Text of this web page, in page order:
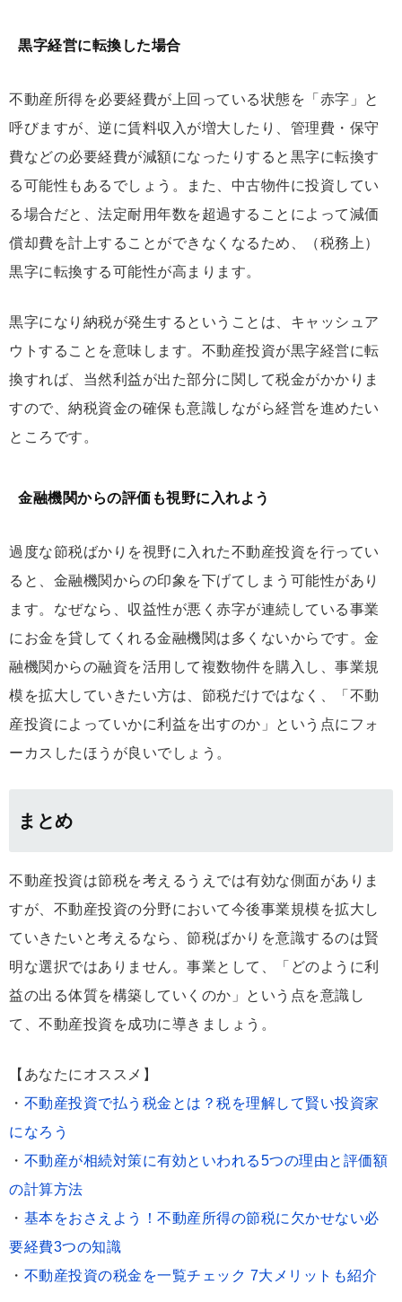
黒字経営に転換した場合
不動産所得を必要経費が上回っている状態を「赤字」と
呼びますが、逆に賃料収入が増大したり、管理費・保守
費などの必要経費が減額になったりすると黒字に転換す
る可能性もあるでしょう。また、中古物件に投資してい
る場合だと、法定耐用年数を超過することによって減価
償却費を計上することができなくなるため、（税務上）
黒字に転換する可能性が高まります。
黒字になり納税が発生するということは、キャッシュア
ウトすることを意味します。不動産投資が黒字経営に転
換すれば、当然利益が出た部分に関して税金がかかりま
すので、納税資金の確保も意識しながら経営を進めたい
ところです。
金融機関からの評価も視野に入れよう
過度な節税ばかりを視野に入れた不動産投資を行ってい
ると、金融機関からの印象を下げてしまう可能性があり
ます。なぜなら、収益性が悪く赤字が連続している事業
にお金を貸してくれる金融機関は多くないからです。金
融機関からの融資を活用して複数物件を購入し、事業規
模を拡大していきたい方は、節税だけではなく、「不動
産投資によっていかに利益を出すのか」という点にフォ
ーカスしたほうが良いでしょう。
まとめ
不動産投資は節税を考えるうえでは有効な側面がありま
すが、不動産投資の分野において今後事業規模を拡大し
ていきたいと考えるなら、節税ばかりを意識するのは賢
明な選択ではありません。事業として、「どのように利
益の出る体質を構築していくのか」という点を意識し
て、不動産投資を成功に導きましょう。
【あなたにオススメ】
・ 不動産投資で払う税金とは？税を理解して賢い投資家
になろう
・ 不動産が相続対策に有効といわれる5つの理由と評価額
の計算方法
・ 基本をおさえよう！不動産所得の節税に欠かせない必
要経費3つの知識
・ 不動産投資の税金を一覧チェック 7大メリットも紹介